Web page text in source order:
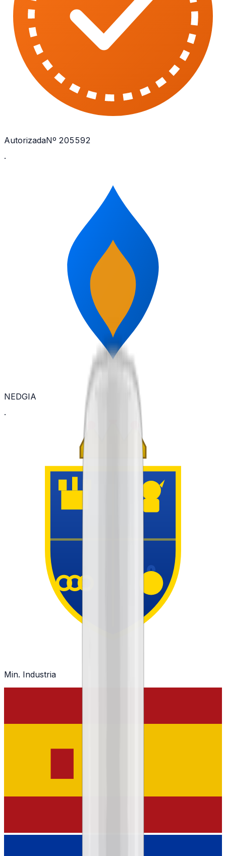
AutorizadaNº 205592
·
NEDGIA
·
Min. Industria